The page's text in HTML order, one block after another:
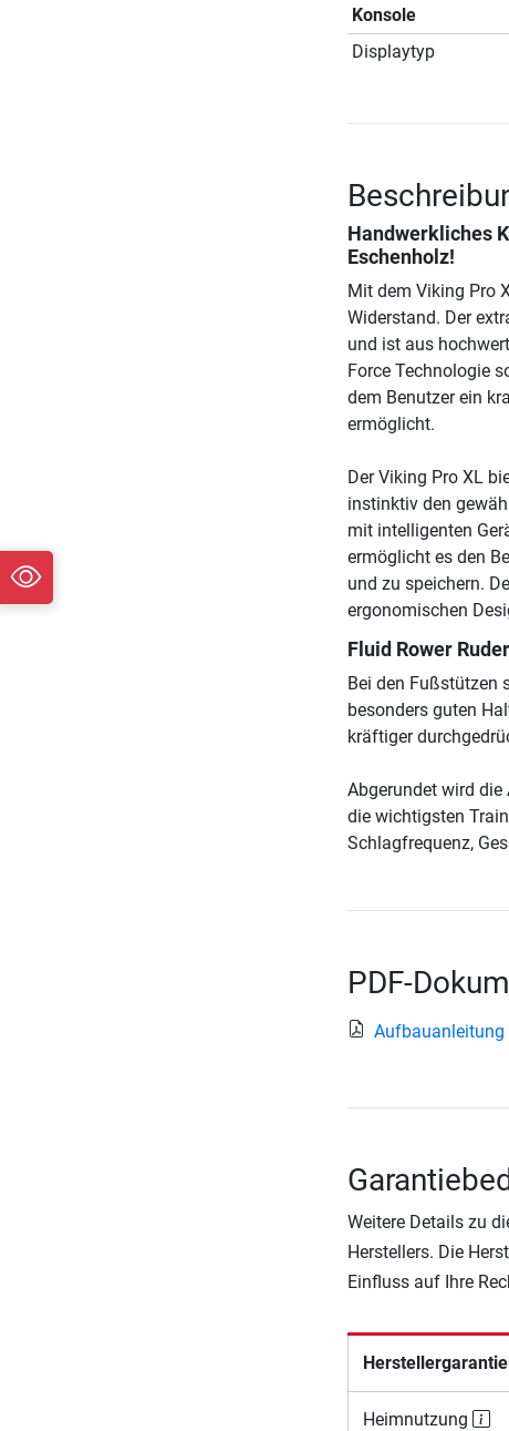
Konsole
Displaytyp
Handwerkliches
Eschenholz!
Mit dem Viking Pro
Widerstand. Der
und ist aus
Force Technologie
dem Benutzer ein
ermöglicht.
Der Viking Pro XL
instinktiv den
mit intelligenten
ermöglicht es den
und zu speichern.
ergonomischen
Fluid Rower
Bei den Fußstützen
besonders guten
kräftiger
Abgerundet wird
die wichtigsten
Schlagfrequenz,
PDF-
Aufbauanleitung
Weitere Details zu
Herstellers. Die
Einfluss auf Ihre
Herstellergarantie
Heimnutzung